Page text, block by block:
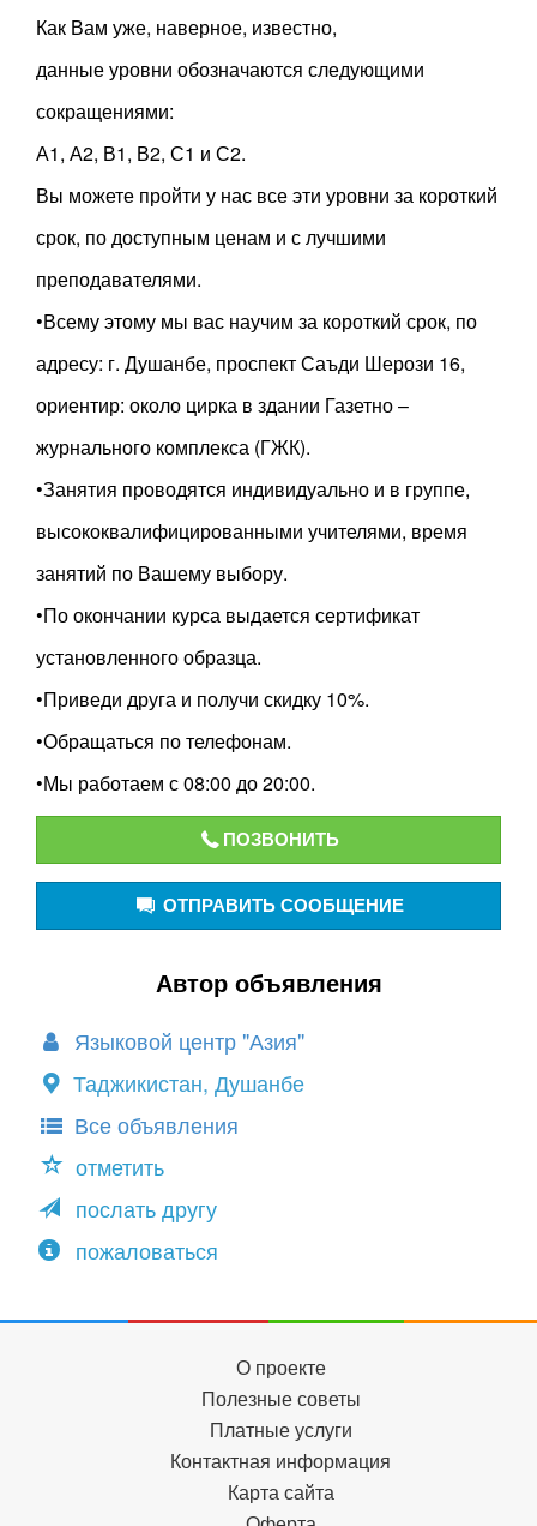
Как Вам уже, наверное, известно,
данные уровни обозначаются следующими
сокращениями:
А1, А2, В1, В2, С1 и С2.
Вы можете пройти у нас все эти уровни за короткий
срок, по доступным ценам и с лучшими
преподавателями.
•Всему этому мы вас научим за короткий срок, по
адресу: г. Душанбе, проспект Саъди Шерози 16,
ориентир: около цирка в здании Газетно –
журнального комплекса (ГЖК).
•Занятия проводятся индивидуально и в группе,
высококвалифицированными учителями, время
занятий по Вашему выбору.
•По окончании курса выдается сертификат
установленного образца.
•Приведи друга и получи скидку 10%.
•Обращаться по телефонам.
•Мы работаем с 08:00 до 20:00.
ПОЗВОНИТЬ
ОТПРАВИТЬ СООБЩЕНИЕ
Автор объявления
Языковой центр "Азия"
Таджикистан, Душанбе
Все объявления
отметить
послать другу
пожаловаться
О проекте
Полезные советы
Платные услуги
Контактная информация
Карта сайта